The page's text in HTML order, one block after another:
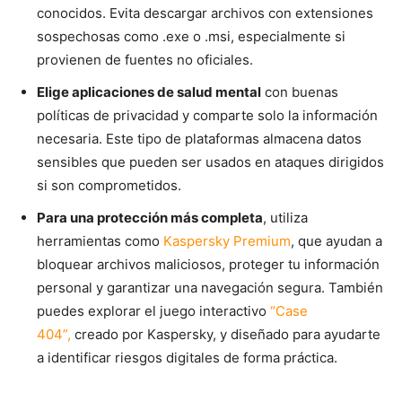
conocidos. Evita descargar archivos con extensiones
sospechosas como .exe o .msi, especialmente si
provienen de fuentes no oficiales.
Elige aplicaciones de salud mental con buenas
políticas de privacidad y comparte solo la información
necesaria. Este tipo de plataformas almacena datos
sensibles que pueden ser usados en ataques dirigidos
si son comprometidos.
Para una protección más completa, utiliza
herramientas como Kaspersky Premium, que ayudan a
bloquear archivos maliciosos, proteger tu información
personal y garantizar una navegación segura. También
puedes explorar el juego interactivo “Case
404”, creado por Kaspersky, y diseñado para ayudarte
a identificar riesgos digitales de forma práctica.